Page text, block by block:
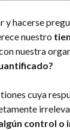
y hacerse
nuestro
nuestra
cuya
control